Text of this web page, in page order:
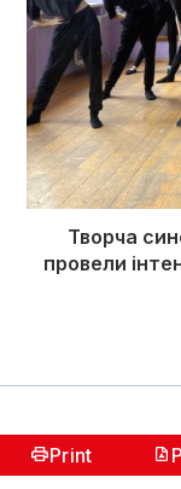
Творча
провели
Print